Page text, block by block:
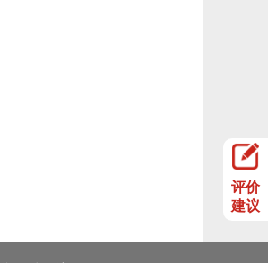
评价
建议